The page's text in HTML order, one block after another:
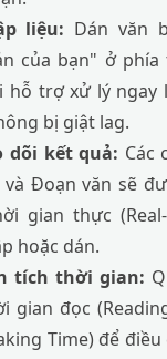
liệu: Dán văn
của bạn" ở
hỗ trợ xử lý ngay
bị giật lag.
dõi kết quả: Các
và Đoạn văn sẽ
gian thực
hoặc dán.
tích thời gian:
gian đọc
Time) để